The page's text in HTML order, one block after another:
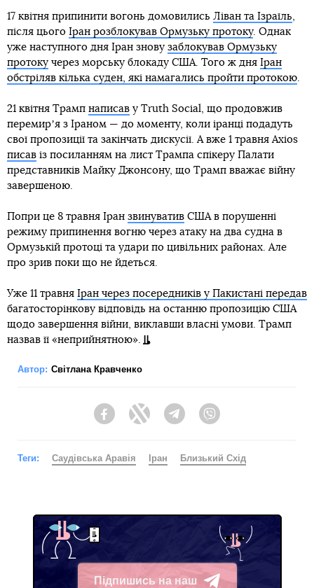
17 квітня припинити вогонь домовились Ліван та Ізраїль,
після цього Іран розблокував Ормузьку протоку. Однак
уже наступного дня Іран знову заблокував Ормузьку
протоку через морську блокаду США. Того ж дня Іран
обстріляв кілька суден, які намагались пройти протокою.
21 квітня Трамп написав у Truth Social, що продовжив
перемирʼя з Іраном — до моменту, коли іранці подадуть
свої пропозиції та закінчать дискусії. А вже 1 травня Axios
писав із посиланням на лист Трампа спікеру Палати
представників Майку Джонсону, що Трамп вважає війну
завершеною.
Попри це 8 травня Іран звинуватив США в порушенні
режиму припинення вогню через атаку на два судна в
Ормузькій протоці та удари по цивільних районах. Але
про зрив поки що не йдеться.
Уже 11 травня Іран через посередників у Пакистані передав
багатосторінкову відповідь на останню пропозицію США
щодо завершення війни, виклавши власні умови. Трамп
назвав її «неприйнятною».
Автор: Світлана Кравченко
FacebookTwitter Telegram
Теги: Саудівська Аравія Іран Близький Схід
Підпишись на наш